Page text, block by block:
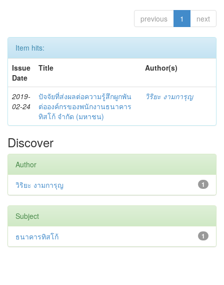
previous 1 next
Item hits:
Issue
Date
Title Author(s)
2019-
02-24
ปัจจัยที่ส่งผลต่อความรู้สึกผูกพัน
ต่อองค์กรของพนักงานธนาคาร
ทิสโก้ จำกัด (มหาชน)
วิริยะ งามการุญ
Discover
Author
1
วิริยะ งามการุญ
Subject
1
ธนาคารทิสโก้